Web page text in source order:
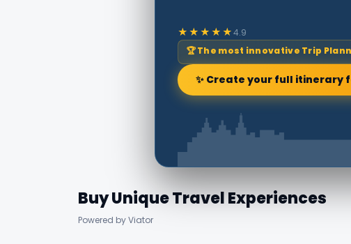
★★★★★4.9
🏆 The most innovative Trip
✨ Create your full itinerary
Buy Unique Travel Experiences
Powered by Viator